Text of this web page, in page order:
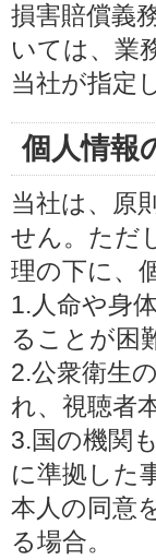
損害賠償義
いては、業
当社が指定
個人情報
当社は、原
せん。ただ
理の下に、
1.人命や身
ることが困
2.公衆衛生
れ、視聴者
3.国の機関
に準拠した
本人の同意
る場合。